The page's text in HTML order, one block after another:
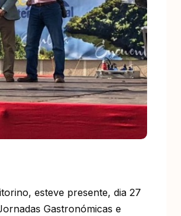
esteve presente, dia 27
Gastronómicas e